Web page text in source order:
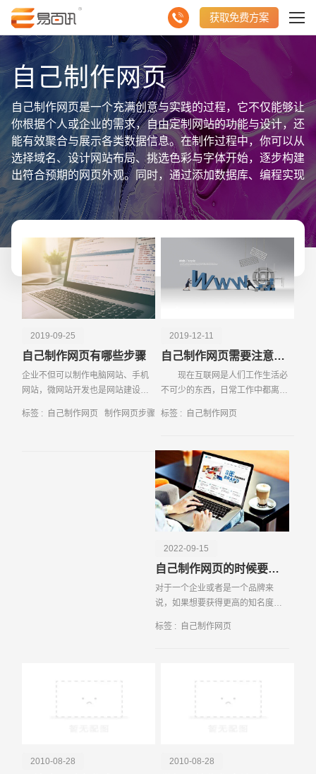
获取免费方案
自己制作网页
自己制作网页是一个充满创意与实践的过程，它不仅能够让
你根据个人或企业的需求，自由定制网站的功能与设计，还
能有效聚合与展示各类数据信息。在制作过程中，你可以从
选择域名、设计网站布局、挑选色彩与字体开始，逐步构建
出符合预期的网页外观。同时，通过添加数据库、编程实现
交互功能等步骤，你可以让网站更加动态、实用。重要的
是，自己制作网页能让你对网站的数据信息进行全面掌控，
从内容更新到用户行为分析，都能得心应手。此外，随着技
术的发展，如今有许多易用的网页制作工具和平台，即便是
非专业人士也能轻松上手，创作出专业级别的网页。总之，
自己制作网页是一个既能展现个性，又能高效聚合与展示数
据信息的绝佳选择。
2019-09-25
自己制作网页有哪些步骤
企业不但可以制作电脑网站、手机
网站，微网站开发也是网站建设的
网营销趋势非常好，所以企业建设
标签 : 自己制作网页 制作网页步骤
2019-12-11
自己制作网页需要注意什么
现在互联网是人们工作生活必
不可少的东西，日常工作中都离不
社会发展先进的一个表现，尤其是
标签 : 自己制作网页
2022-09-15
自己制作网页的时候要注意什么
对于一个企业或者是一个品牌来
说，如果想要获得更高的知名度的
自己的网站。因为现在已经成为了
标签 : 自己制作网页
2010-08-28
2010-08-28
请输入您的公司名称 名字